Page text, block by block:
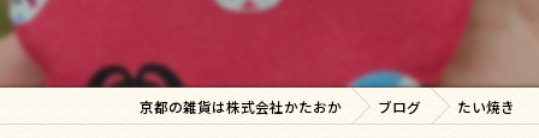
京都の雑貨は株式会社かたおか ブログ たい焼き